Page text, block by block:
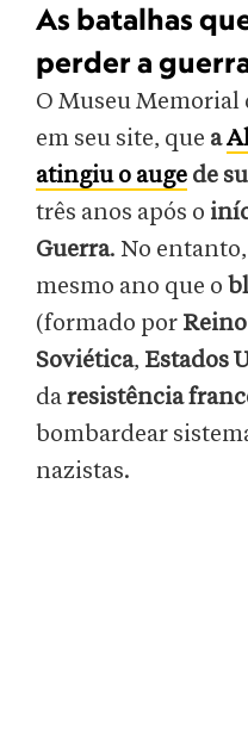
As batalhas
perder a
O Museu Memorial
em seu site, que a
atingiu o auge de
três anos após o
Guerra. No
mesmo ano que o
(formado por
Soviética, Estados
daresistência
bombardear
nazistas.